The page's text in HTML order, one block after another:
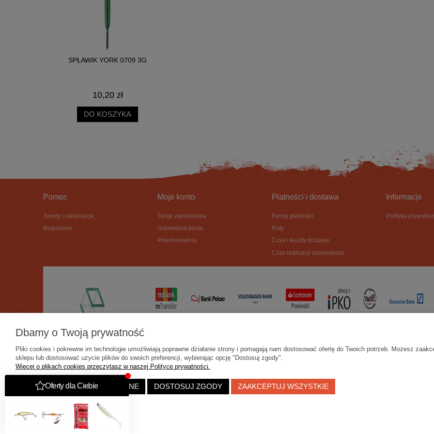
SPŁAWIK YORK 0709 3G
10,20 zł
DO KOSZYKA
Pomoc
Zwroty i reklamacje
Regulamin
Moje konto
Twoje zamówienia
Ustawienia konta
Przechowalnia
Płatności i dostawa
Formy płatności
Raty
Czas i koszty dostawy
Czas realizacji zamówienia
Informacje
Polityka
Dbamy o Twoją prywatność
Pliki cookies i pokrewne im technologie umożliwiają poprawne działanie strony i pomagają nam dostosować ofertę do Twoich potrzeb. Możesz
sklepu lub dostosować użycie plików do swoich preferencji, wybierając opcję "Dostosuj zgody".
Więcej o plikach cookies przeczytasz w naszej Polityce prywatności.
ZAAKCEPTUJ TYLKO NIEZBĘDNE DOSTOSUJ ZGODY ZAAKCEPTUJ WSZYSTKIE